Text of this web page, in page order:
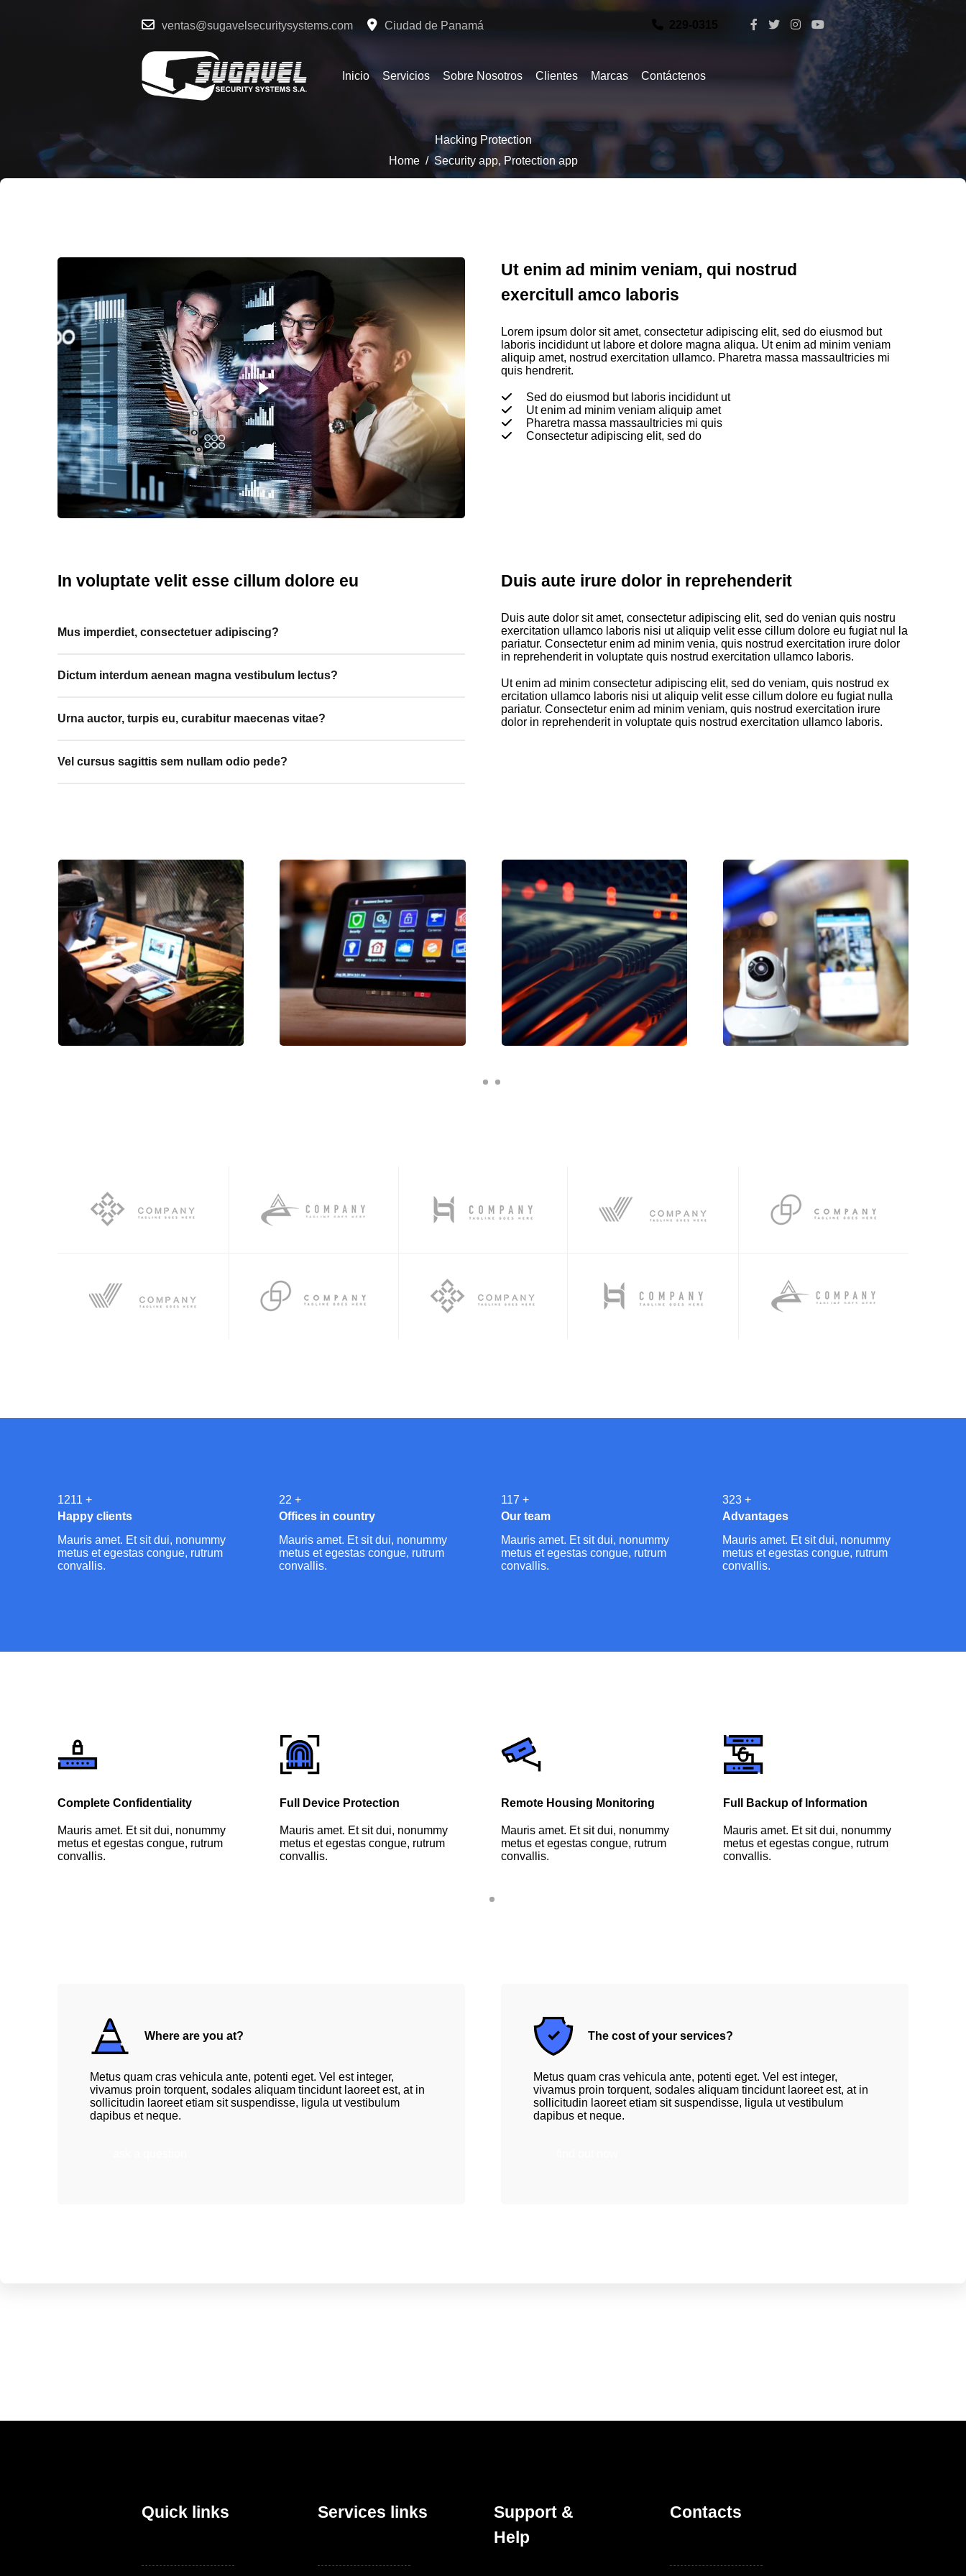
ventas@sugavelsecuritysystems.com Ciudad de Panamá
Inicio Servicios Sobre Nosotros Clientes Marcas Contáctenos
Hacking Protection
Home/ Security app, Protection app
Ut enim ad minim veniam, qui nostrud
exercitull amco laboris
Lorem ipsum dolor sit amet, consectetur adipiscing elit, sed do eiusmod but
laboris incididunt ut labore et dolore magna aliqua. Ut enim ad minim veniam
aliquip amet, nostrud exercitation ullamco. Pharetra massa massaultricies mi
quis hendrerit.
Sed do eiusmod but laboris incididunt ut
Ut enim ad minim veniam aliquip amet
Pharetra massa massaultricies mi quis
Consectetur adipiscing elit, sed do
In voluptate velit esse cillum dolore eu
Mus imperdiet, consectetuer adipiscing?
Dictum interdum aenean magna vestibulum lectus?
Urna auctor, turpis eu, curabitur maecenas vitae?
Vel cursus sagittis sem nullam odio pede?
Duis aute irure dolor in reprehenderit
Duis aute dolor sit amet, consectetur adipiscing elit, sed do venian quis nostru
exercitation ullamco laboris nisi ut aliquip velit esse cillum dolore eu fugiat nul la
pariatur. Consectetur enim ad minim venia, quis nostrud exercitation irure dolor
in reprehenderit in voluptate quis nostrud exercitation ullamco laboris.
Ut enim ad minim consectetur adipiscing elit, sed do veniam, quis nostrud ex
ercitation ullamco laboris nisi ut aliquip velit esse cillum dolore eu fugiat nulla
pariatur. Consectetur enim ad minim veniam, quis nostrud exercitation irure
dolor in reprehenderit in voluptate quis nostrud exercitation ullamco laboris.
1446 +
Happy clients
Mauris amet. Et sit dui, nonummy
metus et egestas congue, rutrum
convallis.
26 +
Offices in country
Mauris amet. Et sit dui, nonummy
metus et egestas congue, rutrum
convallis.
140 +
Our team
Mauris amet. Et sit dui, nonummy
metus et egestas congue, rutrum
convallis.
386 +
Advantages
Mauris amet. Et sit dui, nonummy
metus et egestas congue, rutrum
convallis.
Complete Confidentiality
Mauris amet. Et sit dui, nonummy
metus et egestas congue, rutrum
convallis.
Full Device Protection
Mauris amet. Et sit dui, nonummy
metus et egestas congue, rutrum
convallis.
Remote Housing Monitoring
Mauris amet. Et sit dui, nonummy
metus et egestas congue, rutrum
convallis.
Full Backup of Information
Mauris amet. Et sit dui, nonummy
metus et egestas congue, rutrum
convallis.
Where are you at?
Metus quam cras vehicula ante, potenti eget. Vel est integer,
vivamus proin torquent, sodales aliquam tincidunt laoreet est, at in
sollicitudin laoreet etiam sit suspendisse, ligula ut vestibulum
dapibus et neque.
The cost of your services?
Metus quam cras vehicula ante, potenti eget. Vel est integer,
vivamus proin torquent, sodales aliquam tincidunt laoreet est, at in
sollicitudin laoreet etiam sit suspendisse, ligula ut vestibulum
dapibus et neque.
Quick links Services links
Support &
Help
Contacts